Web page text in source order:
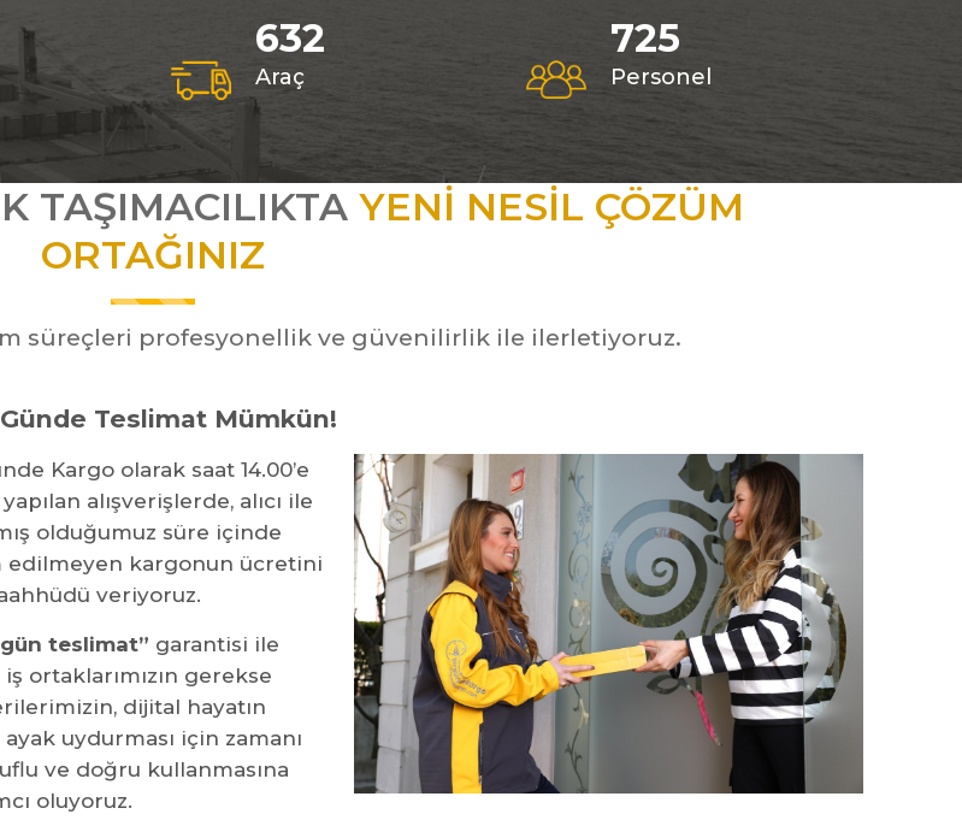
632
Araç
725
Personel
TAŞIMACILIKTA YENI NESIL ÇÖZÜM
ORTAĞINIZ
süreçleri profesyonellik ve güvenilirlik ile ilerletiyoruz.
Günde Teslimat Mümkün!
Kargo olarak saat 14.00’e
alışverişlerde, alıcı ile
olduğumuz süre içinde
edilmeyen kargonun ücretini
veriyoruz.
gün teslimat” garantisi ile
ortaklarımızın gerekse
dijital hayatın
ayak uydurması için zamanı
ve doğru kullanmasına
oluyoruz.